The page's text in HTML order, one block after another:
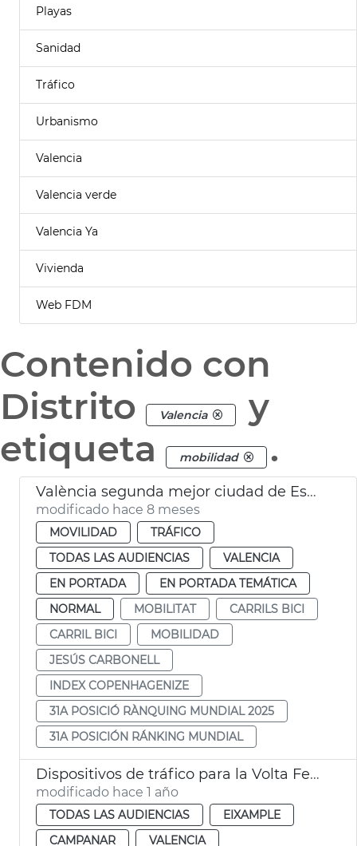
Playas
Sanidad
Tráfico
Urbanismo
Valencia
Valencia verde
Valencia Ya
Vivienda
Web FDM
Contenido con
Distrito
Valencia
y
etiqueta
mobilidad .
València segunda mejor ciudad de España para moverse en bici
modificado hace 8 meses
MOVILIDAD
TRÁFICO
TODAS LAS AUDIENCIAS
VALENCIA
EN PORTADA
EN PORTADA TEMÁTICA
NORMAL
MOBILITAT
CARRILS BICI
CARRIL BICI
MOBILIDAD
JESÚS CARBONELL
INDEX COPENHAGENIZE
31A POSICIÓ RÀNQUING MUNDIAL 2025
31A POSICIÓN RÁNKING MUNDIAL
Dispositivos de tráfico para la Volta Femenina de la CV y el carnaval de Russafa
modificado hace 1 año
TODAS LAS AUDIENCIAS
EIXAMPLE
CAMPANAR
VALENCIA